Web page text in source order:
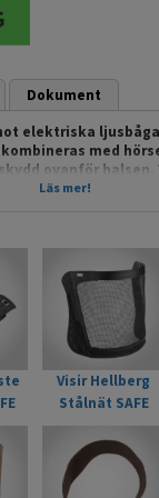
Dokument
elektriska
med
ovanför
och lämpar sig för
2-1,2 HS 1B389
Läs mer!
Visir Hellberg
Stålnät SAFE